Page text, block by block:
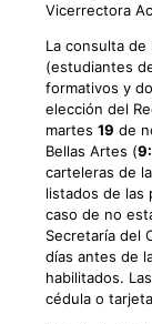
Vicerrectora
La consulta de
(estudiantes
formativos y
elección del
martes 19 de
Bellas Artes (
carteleras de
listados de las
caso de no
Secretaría del
días antes de
habilitados.
cédula o